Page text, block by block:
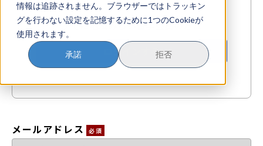
情報は追跡されません。ブラウザーではトラッキン
グを行わない設定を記憶するために1つのCookieが
使用されます。
承諾 拒否
イベントを探す
おためし地域留学
マガジン
奨学金について
？ イベント参加方法
すでに地域みらい留学会員の方は
ログインする
メールアドレス 必須